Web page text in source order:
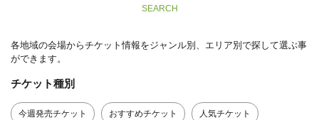
SEARCH
各地域の会場からチケット情報をジャンル別、エリア別で探して選ぶ事
ができます。
チケット種別
今週発売チケット おすすめチケット 人気チケット